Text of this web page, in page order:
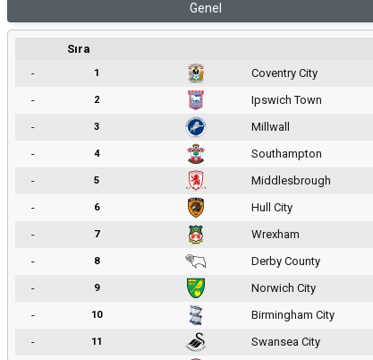
Genel
Sıra
-
1 Coventry City
-
2 Ipswich Town
-
3 Millwall
-
4 Southampton
-
5 Middlesbrough
-
6 Hull City
-
7 Wrexham
-
8 Derby County
-
9 Norwich City
-
10 Birmingham City
-
11 Swansea City